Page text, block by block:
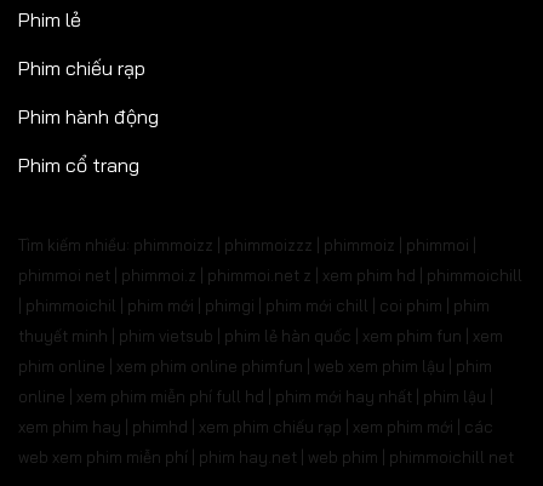
Phim lẻ
Phim chiếu rạp
Phim hành động
Phim cổ trang
Tìm kiếm nhiều: phimmoizz | phimmoizzz | phimmoiz | phimmoi |
phimmoi net | phimmoi.z | phimmoi.net z | xem phim hd | phimmoichill
| phimmoichil | phim mới | phimgi | phim mới chill | coi phim | phim
thuyết minh | phim vietsub | phim lẻ hàn quốc | xem phim fun | xem
phim online | xem phim online phimfun | web xem phim lậu | phim
online | xem phim miễn phí full hd | phim mới hay nhất | phim lậu |
xem phim hay | phimhd | xem phim chiếu rạp | xem phim mới | các
web xem phim miễn phí | phim hay.net | web phim | phimmoichill net